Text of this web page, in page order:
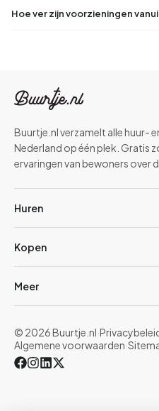
Hoe ver zijn voorzieningen
Buurtje.nl verzamelt alle huur-
Nederland op één plek. Gratis
ervaringen van bewoners over
Huren
Kopen
Meer
© 2026 Buurtje.nl·
Algemene voorwaarden·